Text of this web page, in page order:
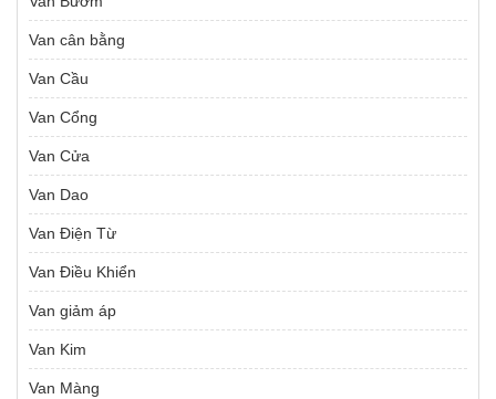
Van cân bằng
Van Cầu
Van Cổng
Van Cửa
Van Dao
Van Điện Từ
Van Điều Khiển
Van giảm áp
Van Kim
Van Màng